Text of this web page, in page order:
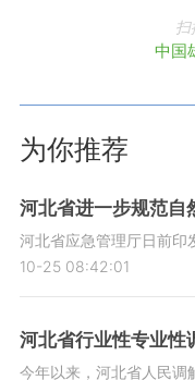
扫
中国
为你推荐
河北省进一步规范自
河北省应急管理厅日前印
10-25 08:42:01
河北省行业性专业性
今年以来，河北省人民调